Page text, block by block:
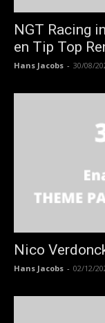
NGT Racing
en Tip Top
Hans Jacobs - 30/08/
Nico
Hans Jacobs - 02/12/